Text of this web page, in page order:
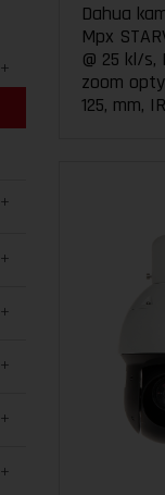
Dahua
Mpx
@ 25 kl/s,
zoom
125, mm,